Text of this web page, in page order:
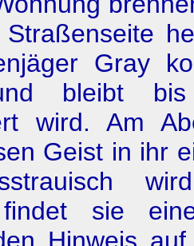
Gray
bleibt
wird. Am
Geist in ihr
findet sie